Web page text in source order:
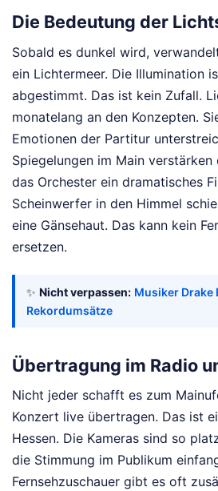
Die Bedeutung der
Sobald es dunkel wird,
ein Lichtermeer. Die Illumination
abgestimmt. Das ist kein Zufall.
monatelang an den Konzepten.
Emotionen der Partitur
Spiegelungen im Main verstärken
das Orchester ein dramatisches
Scheinwerfer in den Himmel
eine Gänsehaut. Das kann kein
ersetzen.
✨ Nicht verpassen: Musiker Drake
Rekordumsätze
Übertragung im Radio
Nicht jeder schafft es zum
Konzert live übertragen. Das ist
Hessen. Die Kameras sind so
die Stimmung im Publikum
Fernsehzuschauer gibt es oft